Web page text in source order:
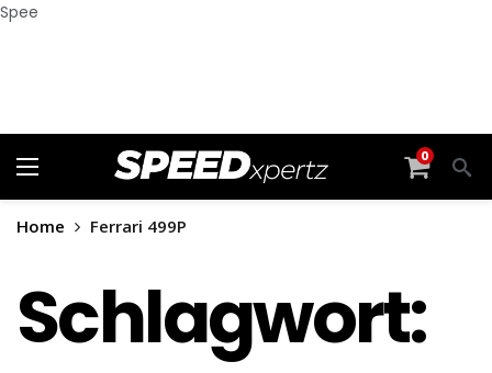
Spee
0
Home Ferrari 499P
Schlagwort: